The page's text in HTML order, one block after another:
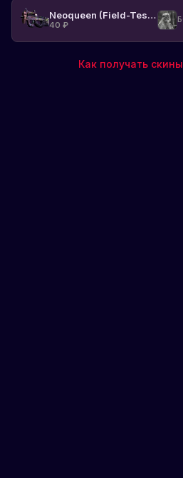
Neoqueen (Field-Tested)
40 ₽
Как получать скины